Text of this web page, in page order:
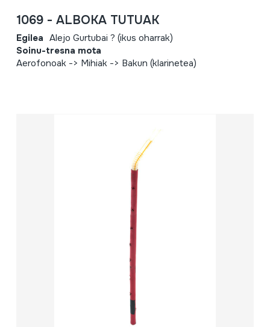
1069 - ALBOKA TUTUAK
Egilea Alejo Gurtubai ? (ikus oharrak)
Soinu-tresna mota
Aerofonoak -> Mihiak -> Bakun (klarinetea)